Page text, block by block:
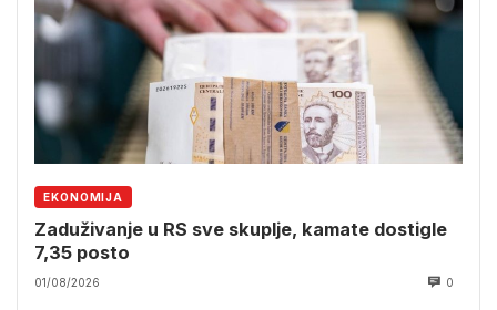
EKONOMIJA
Zaduživanje u RS sve skuplje, kamate dostigle
7,35 posto
01/08/2026 0